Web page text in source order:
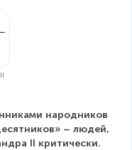
народников
– людей,
II критически.